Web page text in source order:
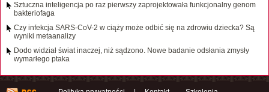
Sztuczna inteligencja po raz pierwszy zaprojektowała funkcjonalny genom
bakteriofaga
Czy infekcja SARS-CoV-2 w ciąży może odbić się na zdrowiu dziecka? Są
wyniki metaanalizy
Dodo widział świat inaczej, niż sądzono. Nowe badanie odsłania zmysły
wymarłego ptaka